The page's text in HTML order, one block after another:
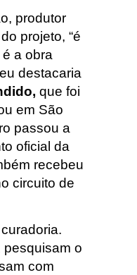
produtor
projeto, “é
a obra
destacaria
que foi
em São
passou a
oficial da
recebeu
circuito de
pesquisam o
com